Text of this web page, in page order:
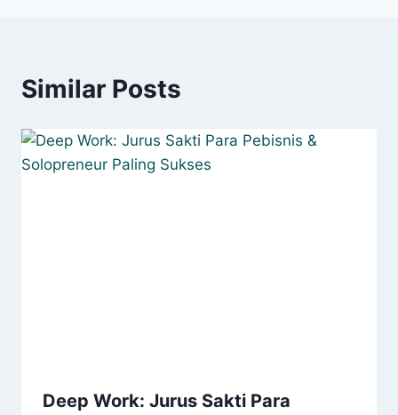
Similar Posts
Deep Work: Jurus Sakti Para